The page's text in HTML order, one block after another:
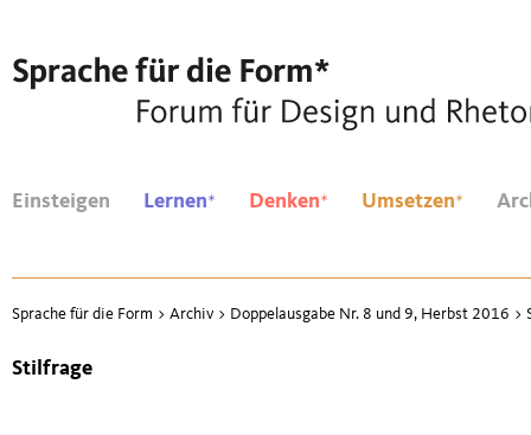
Einsteigen Lernen* Denken* Umsetzen*
Sprache für die Form > Archiv > Doppelausgabe Nr. 8 und 9, Herbst 2016 >
Stilfrage